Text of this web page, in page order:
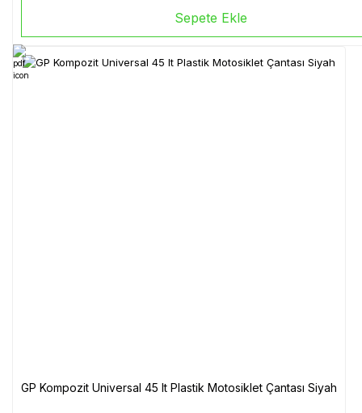
Sepete Ekle
GP Kompozit Universal 45 lt Plastik Motosiklet Çantası Siyah